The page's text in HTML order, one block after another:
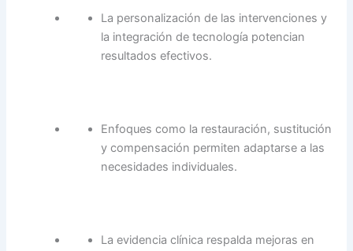
La personalización de las intervenciones y
la integración de tecnología potencian
resultados efectivos.
Enfoques como la restauración, sustitución
y compensación permiten adaptarse a las
necesidades individuales.
La evidencia clínica respalda mejoras en